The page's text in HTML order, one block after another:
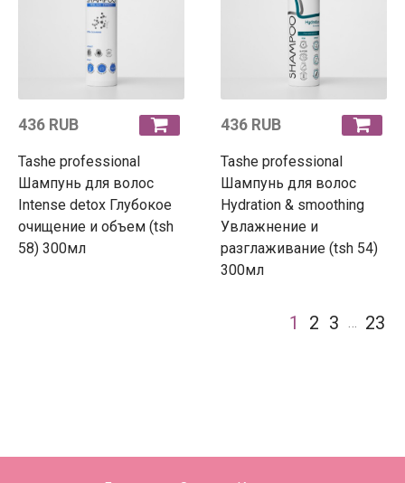
436 RUB
Tashe professional
Шампунь для волос
Intense detox Глубокое
очищение и объем (tsh
58) 300мл
436 RUB
Tashe professional
Шампунь для волос
Hydration & smoothing
Увлажнение и
разглаживание (tsh 54)
300мл
1 2 3 23